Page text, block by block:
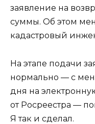
заявление на
суммы. Об этом
кадастровый
На этапе подачи
нормально — с
дня на
от Росреестра —
Я так и сделал.